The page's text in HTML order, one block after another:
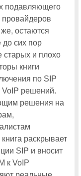
решения для
Ташкента и Сургута
представит продукты
Expo-2011
небывалая по
включен поток
Expo-2011
Cisco Expo-2011
подавляющего
остаются
до сих пор
старых и плохо
книги
по SIP
VoIP решений.
решения на
раскрывает
SIP и вносит
к VoIP